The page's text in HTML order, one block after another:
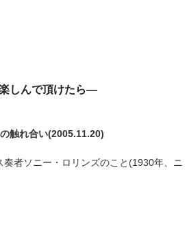
しんで頂けたら―
触れ合い(2005.11.20)
者ソニー・ロリンズのこと(1930年、ニ